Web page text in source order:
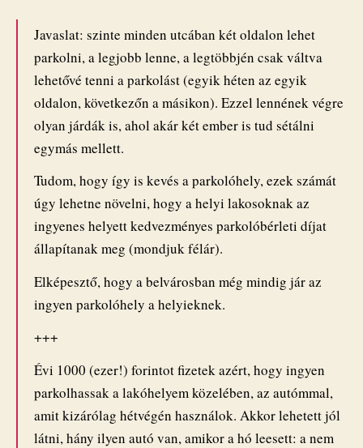
Javaslat: szinte minden utcában két oldalon lehet
parkolni, a legjobb lenne, a legtöbbjén csak váltva
lehetővé tenni a parkolást (egyik héten az egyik
oldalon, következőn a másikon). Ezzel lennének végre
olyan járdák is, ahol akár két ember is tud sétálni
egymás mellett.
Tudom, hogy így is kevés a parkolóhely, ezek számát
úgy lehetne növelni, hogy a helyi lakosoknak az
ingyenes helyett kedvezményes parkolóbérleti díjat
állapítanak meg (mondjuk félár).
Elképesztő, hogy a belvárosban még mindig jár az
ingyen parkolóhely a helyieknek.
+++
Évi 1000 (ezer!) forintot fizetek azért, hogy ingyen
parkolhassak a lakóhelyem közelében, az autómmal,
amit kizárólag hétvégén használok. Akkor lehetett jól
látni, hány ilyen autó van, amikor a hó leesett: a nem